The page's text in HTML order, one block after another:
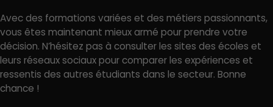
Avec des formations variées et des métiers passionnants,
vous êtes maintenant mieux armé pour prendre votre
décision. N’hésitez pas à consulter les sites des écoles et
leurs réseaux sociaux pour comparer les expériences et
ressentis des autres étudiants dans le secteur. Bonne
chance !